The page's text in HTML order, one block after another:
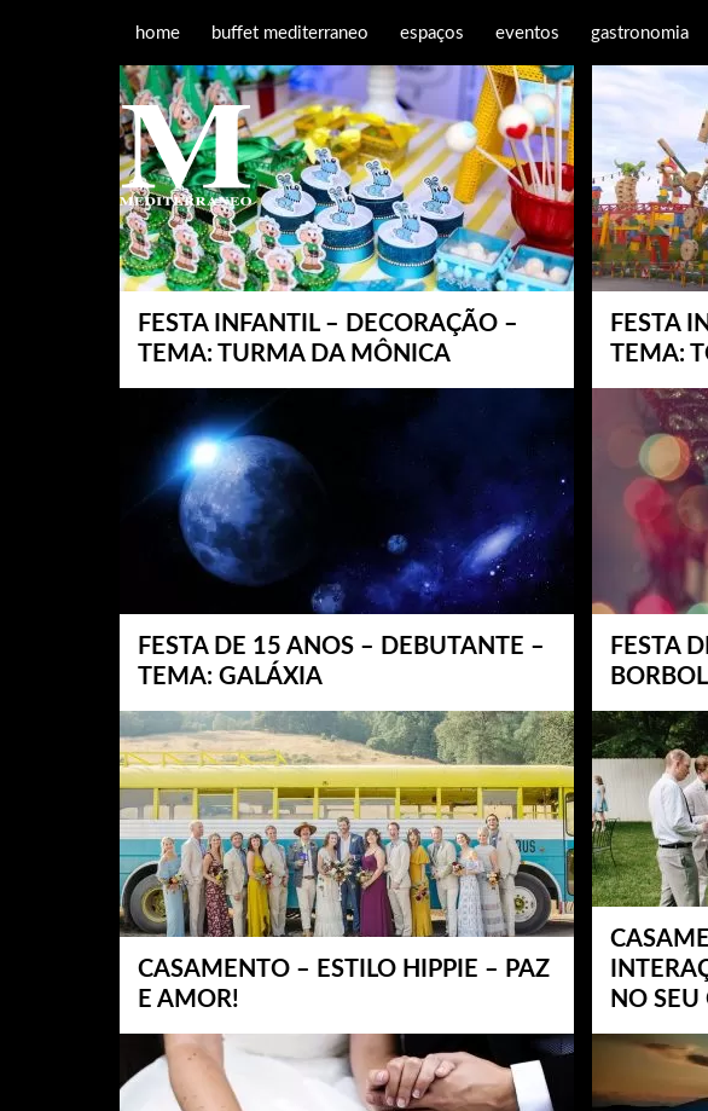
home buffet mediterraneo espaços eventos gastronomia
FESTA INFANTIL – DECORAÇÃO –
TEMA: TURMA DA MÔNICA
FESTA
TEMA:
FESTA DE 15 ANOS – DEBUTANTE –
TEMA: GALÁXIA
FESTA
CASAMENTO – ESTILO HIPPIE – PAZ
E AMOR!
NO